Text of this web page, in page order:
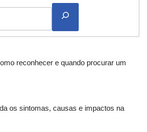
reconhecer e quando procurar um
os sintomas, causas e impactos na